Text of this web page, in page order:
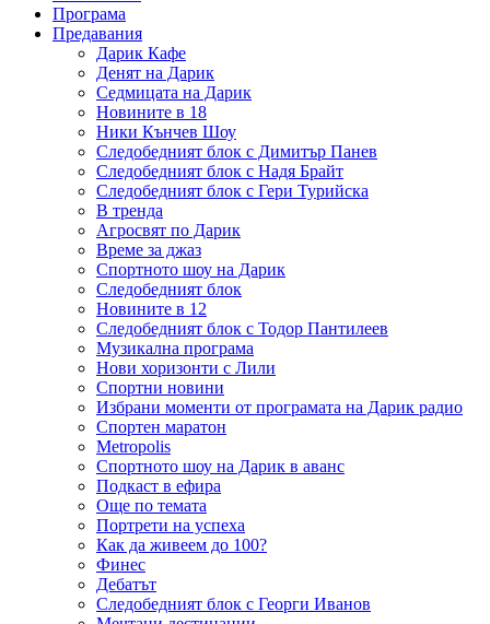
Програма
Предавания
Дарик Кафе
Денят на Дарик
Седмицата на Дарик
Новините в 18
Ники Кънчев Шоу
Следобедният блок с Димитър Панев
Следобедният блок с Надя Брайт
Следобедният блок с Гери Турийска
В тренда
Агросвят по Дарик
Време за джаз
Спортното шоу на Дарик
Следобедният блок
Новините в 12
Следобедният блок с Тодор Пантилеев
Музикална програма
Нови хоризонти с Лили
Спортни новини
Избрани моменти от програмата на Дарик радио
Спортен маратон
Metropolis
Спортното шоу на Дарик в аванс
Подкаст в ефира
Още по темата
Портрети на успеха
Как да живеем до 100?
Финес
Дебатът
Следобедният блок с Георги Иванов